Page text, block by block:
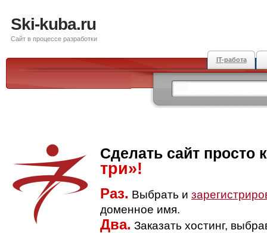
Ski-kuba.ru
Сайт в процессе разработки
IT-работа
Сделать сайт просто
три»!
Раз. Выбрать и
доменное имя.
Два. Заказать хостинг,